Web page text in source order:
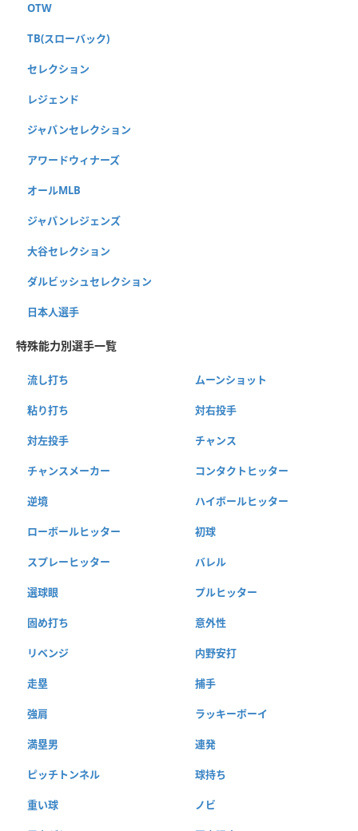
OTW
TB(スローバック)
セレクション
レジェンド
ジャパンセレクション
アワードウィナーズ
オールMLB
ジャパンレジェンズ
大谷セレクション
ダルビッシュセレクション
日本人選手
特殊能力別選手一覧
流し打ち ムーンショット
粘り打ち 対右投手
対左投手 チャンス
チャンスメーカー コンタクトヒッター
逆境 ハイボールヒッター
ローボールヒッター 初球
スプレーヒッター バレル
選球眼 プルヒッター
固め打ち 意外性
リベンジ 内野安打
走塁 捕手
強肩 ラッキーボーイ
満塁男 連発
ピッチトンネル 球持ち
重い球 ノビ